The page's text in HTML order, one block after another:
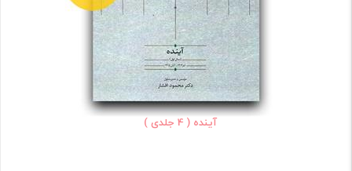
آینده ( 4 جلدی )